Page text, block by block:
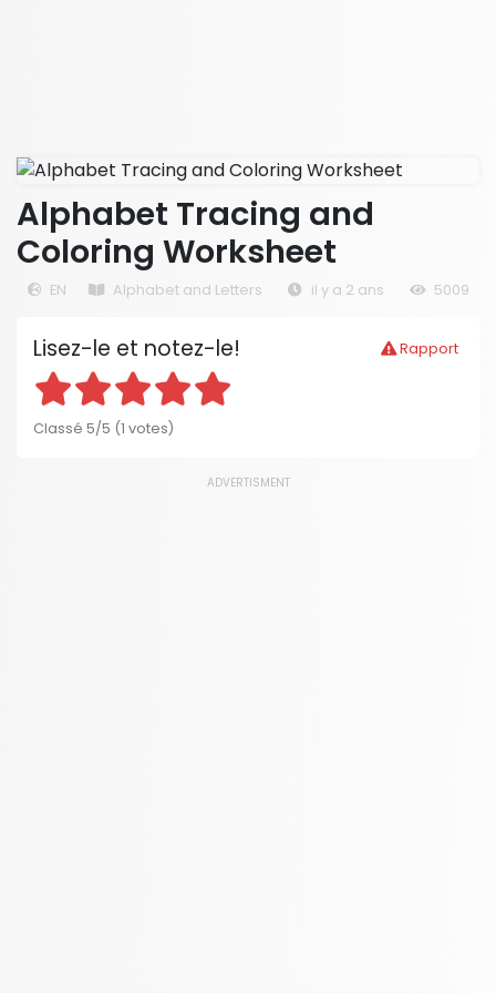
Alphabet Tracing and
Coloring Worksheet
EN Alphabet and Letters il y a 2 ans 5009
Rapport
Lisez-le et notez-le!
Classé 5/5 (1 votes)
ADVERTISMENT